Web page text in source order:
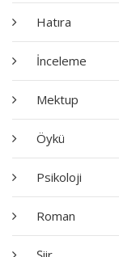
Hatıra
İnceleme
Mektup
Öykü
Psikoloji
Roman